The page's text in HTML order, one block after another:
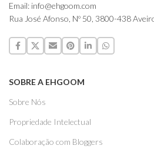
Email: info@ehgoom.com
Rua José Afonso, Nº 50, 3800-438
SOBRE A EHGOOM
Sobre Nós
Propriedade Intelectual
Colaboração com Bloggers